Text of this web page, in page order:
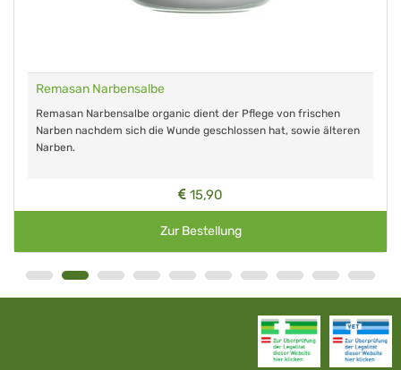
Remasan Narbensalbe
Remasan Narbensalbe organic dient der Pflege von frischen
Narben nachdem sich die Wunde geschlossen hat, sowie älteren
Narben.
15,90
Zur Bestellung